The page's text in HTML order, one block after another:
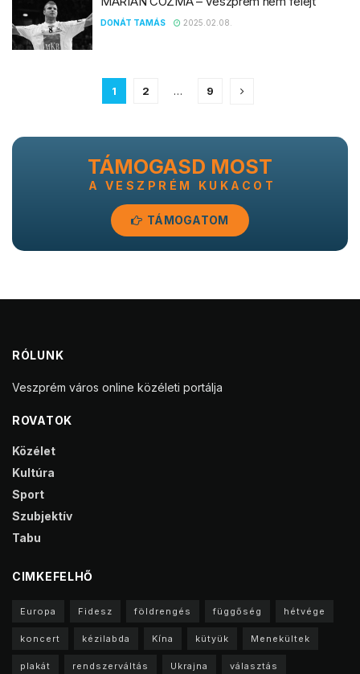
DONÁT TAMÁS 2025.02.08.
1 2 … 9
TÁMOGASD MOST
A VESZPRÉM KUKACOT
TÁMOGATOM
RÓLUNK
Veszprém város online közéleti portálja
ROVATOK
Közélet
Kultúra
Sport
Szubjektív
Tabu
CIMKEFELHŐ
Europa Fidesz földrengés függőség hétvége
koncert kézilabda Kína kütyük Menekültek
plakát rendszerváltás Ukrajna választás